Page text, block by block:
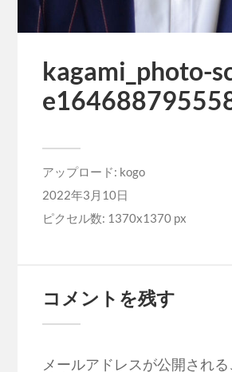
kagami_photo-
アップロード: kogo
2022年3月10日
ピクセル数: 1370x1370 px
コメントを残す
メールアドレスが公開され